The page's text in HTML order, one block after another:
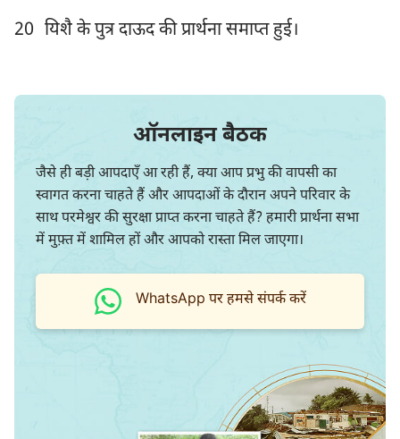
92
93 94 95 96 97
115 116 117
120
121 122 123 124 125
126
127
128 129 130 131 132
133
134
135 136 137 138 139
141
142 143 144 145 146
147
149
20 यिशै के पुत्र दाऊद की प्रार्थना समाप्त हुई।
ऑनलाइन बैठक
जैसे ही बड़ी आपदाएँ आ रही हैं, क्या आप प्रभु की वापसी का
स्वागत करना चाहते हैं और आपदाओं के दौरान अपने परिवार के
साथ परमेश्वर की सुरक्षा प्राप्त करना चाहते हैं? हमारी प्रार्थना सभा
में मुफ़्त में शामिल हों और आपको रास्ता मिल जाएगा।
WhatsApp पर हमसे संपर्क करें